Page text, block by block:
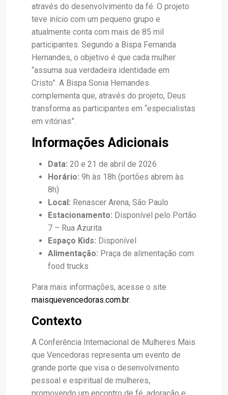
através do desenvolvimento da fé. O projeto
teve início com um pequeno grupo e
atualmente conta com mais de 85 mil
participantes. Segundo a Bispa Fernanda
Hernandes, o objetivo é que cada mulher
“assuma sua verdadeira identidade em
Cristo”. A Bispa Sonia Hernandes
complementa que, através do projeto, Deus
transforma as participantes em “especialistas
em vitórias”.
Informações Adicionais
Data: 20 e 21 de abril de 2026
Horário: 9h às 18h (portões abrem às
8h)
Local: Renascer Arena, São Paulo
Estacionamento: Disponível pelo Portão
7 – Rua Azurita
Espaço Kids: Disponível
Alimentação: Praça de alimentação com
food trucks
Para mais informações, acesse o site
maisquevencedoras.com.br.
Contexto
A Conferência Internacional de Mulheres Mais
que Vencedoras representa um evento de
grande porte que visa o desenvolvimento
pessoal e espiritual de mulheres,